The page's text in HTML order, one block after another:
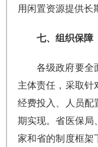
用闲置资源提供长
七、组织保障
各级政府要全
主体责任，采取针
经费投入、人员配
期实现。省医保局
家和省的制度框架